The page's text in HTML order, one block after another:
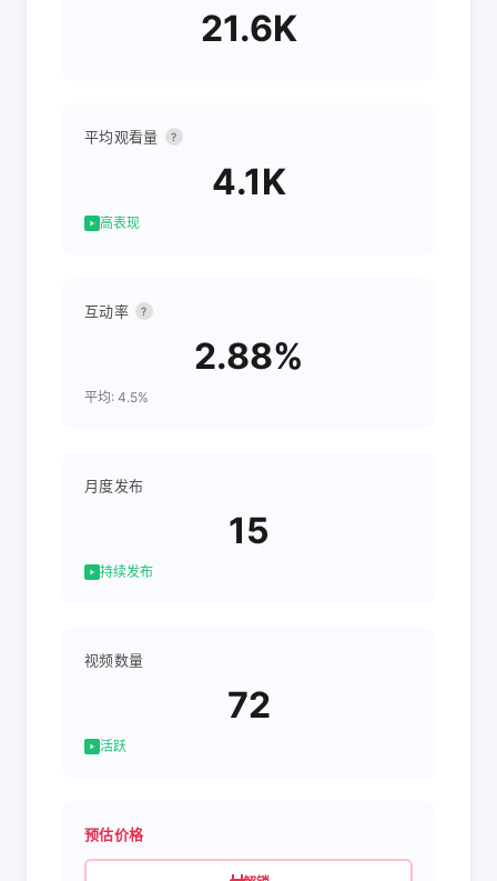
21.6K
平均观看量 ?
4.1K
高表现
互动率 ?
2.88%
平均: 4.5%
月度发布
15
持续发布
视频数量
72
活跃
预估价格